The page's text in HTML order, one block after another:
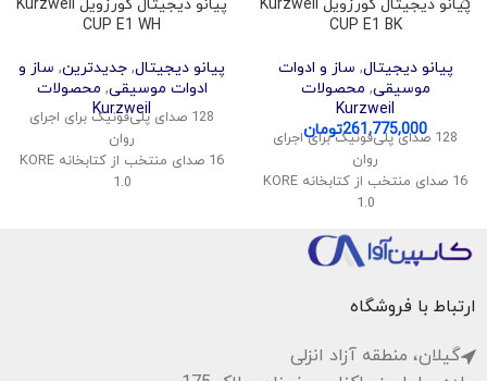
پیانو دیجیتال کورزویل Kurzweil
CUP E1 BK
پیانو دیجیتال, ساز و ادوات
موسیقی, محصولات
Kurzweil
261,775,000تومان
128 صدای پلی‌فونیک برای اجرای
روان
16 صدای منتخب از کتابخانه KORE
1.0
اتصال بی‌سیم صدا و MIDI
پشتیبانی از USB Audio و MIDI
وات
پیانو دیجیتال کورزویل Kurzweil
CUP E1 WH
پیانو دیجیتال, جدیدترین, ساز و
ادوات موسیقی, محصولات
Kurzweil
128 صدای پلی‌فونیک برای اجرای
روان
16 صدای منتخب از کتابخانه KORE
1.0
ارتباط با فروشگاه
گیلان، منطقه آزاد انزلی